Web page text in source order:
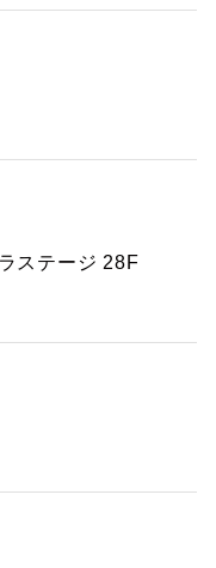
ステージ 28F